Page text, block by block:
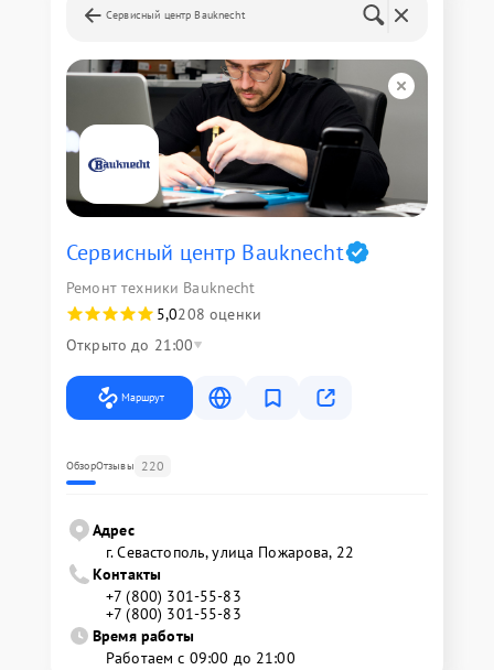
Сервисный центр Bauknecht
Сервисный центр Bauknecht
Ремонт техники Bauknecht
5,0208 оценки
Открыто до 21:00
Маршрут
ОбзорОтзывы 220
Адрес
г. Севастополь, улица Пожарова, 22
Контакты
+7 (800) 301-55-83
+7 (800) 301-55-83
Время работы
Работаем с 09:00 до 21:00